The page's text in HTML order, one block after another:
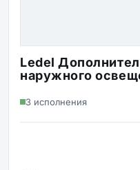
Ledel
наружного
3 исполнения